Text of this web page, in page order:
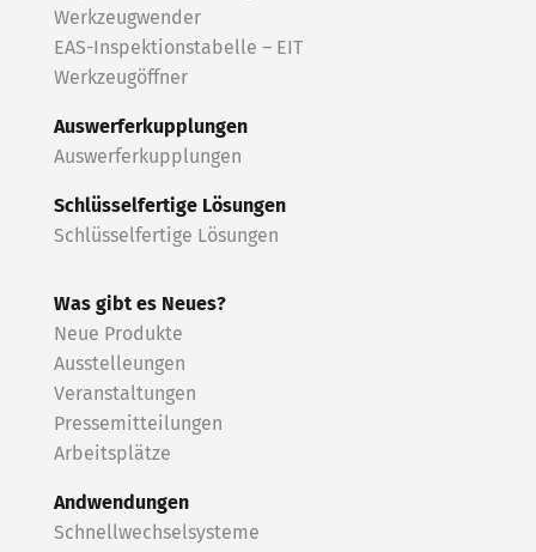
Werkzeugwender
EAS-Inspektionstabelle – EIT
Werkzeugöffner
Auswerferkupplungen
Auswerferkupplungen
Schlüsselfertige Lösungen
Schlüsselfertige Lösungen
Was gibt es Neues?
Neue Produkte
Ausstelleungen
Veranstaltungen
Pressemitteilungen
Arbeitsplätze
Andwendungen
Schnellwechselsysteme